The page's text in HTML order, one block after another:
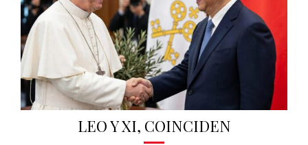
LEO Y XI, COINCIDEN